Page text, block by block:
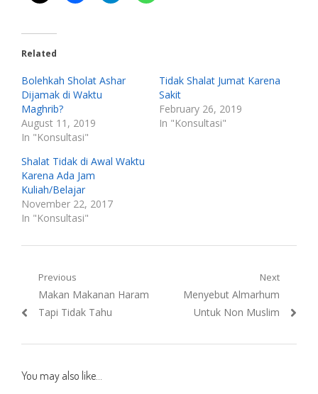
Related
Bolehkah Sholat Ashar
Dijamak di Waktu
Maghrib?
August 11, 2019
In "Konsultasi"
Tidak Shalat Jumat Karena
Sakit
February 26, 2019
In "Konsultasi"
Shalat Tidak di Awal Waktu
Karena Ada Jam
Kuliah/Belajar
November 22, 2017
In "Konsultasi"
Post
navigation
Previous
Previous
post:
Makan Makanan Haram
Tapi Tidak Tahu
Next
Next
post:
Menyebut Almarhum
Untuk Non Muslim
You may also like...